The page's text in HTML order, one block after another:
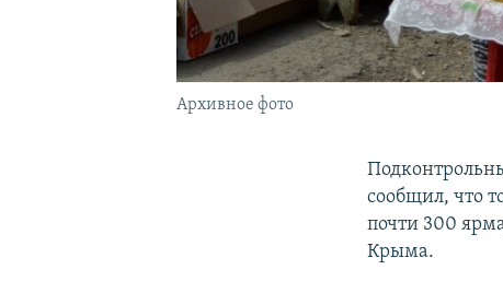
Архивное фото
сообщил, что
почти 300
Крыма.